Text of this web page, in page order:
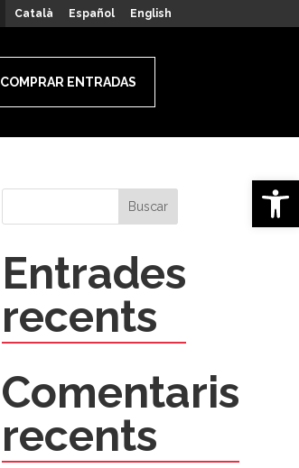
Abrir
Català Español English
COMPRAR ENTRADAS
Buscar
Entrades
recents
Comentaris
recents